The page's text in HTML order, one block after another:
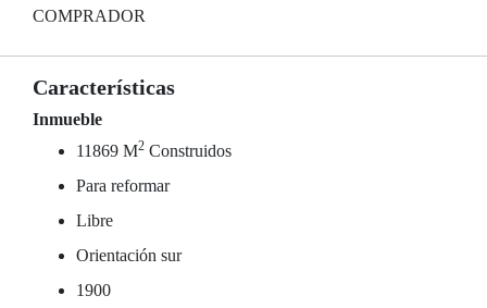
COMPRADOR
Características
Inmueble
11869 M2 Construidos
Para reformar
Libre
Orientación sur
1900